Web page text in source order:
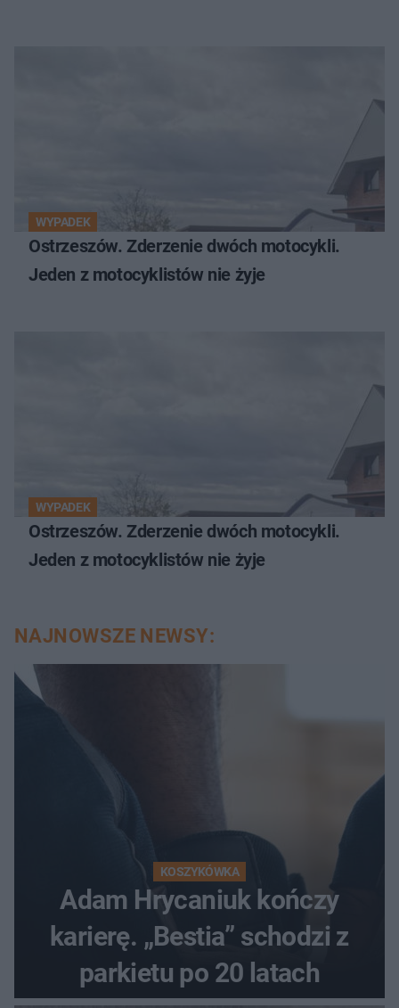
WYPADEK
Ostrzeszów. Zderzenie dwóch motocykli.
Jeden z motocyklistów nie żyje
WYPADEK
Ostrzeszów. Zderzenie dwóch motocykli.
Jeden z motocyklistów nie żyje
NAJNOWSZE NEWSY:
KOSZYKÓWKA
Adam Hrycaniuk kończy
karierę. „Bestia” schodzi z
parkietu po 20 latach